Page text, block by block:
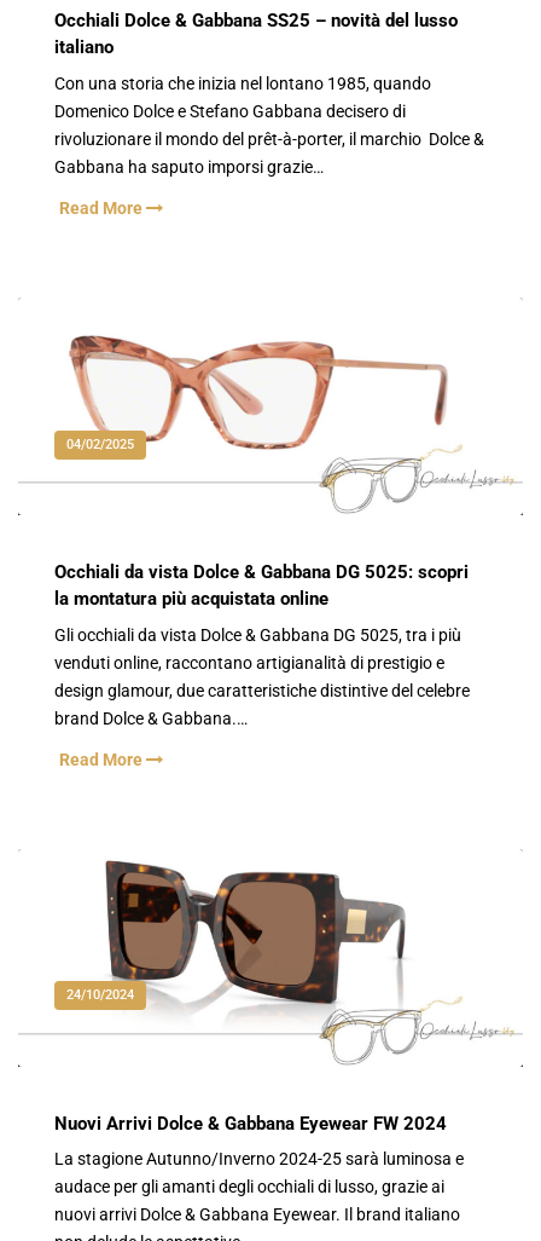
Occhiali Dolce & Gabbana SS25 – novità del lusso
italiano
Con una storia che inizia nel lontano 1985, quando
Domenico Dolce e Stefano Gabbana decisero di
rivoluzionare il mondo del prêt-à-porter, il marchio Dolce &
Gabbana ha saputo imporsi grazie…
Read More
04/02/2025
Occhiali da vista Dolce & Gabbana DG 5025: scopri
la montatura più acquistata online
Gli occhiali da vista Dolce & Gabbana DG 5025, tra i più
venduti online, raccontano artigianalità di prestigio e
design glamour, due caratteristiche distintive del celebre
brand Dolce & Gabbana.…
Read More
24/10/2024
Nuovi Arrivi Dolce & Gabbana Eyewear FW 2024
La stagione Autunno/Inverno 2024-25 sarà luminosa e
audace per gli amanti degli occhiali di lusso, grazie ai
nuovi arrivi Dolce & Gabbana Eyewear. Il brand italiano